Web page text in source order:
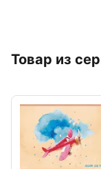
Товар из